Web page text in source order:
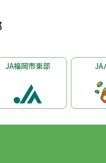
JA福岡市東部 JA